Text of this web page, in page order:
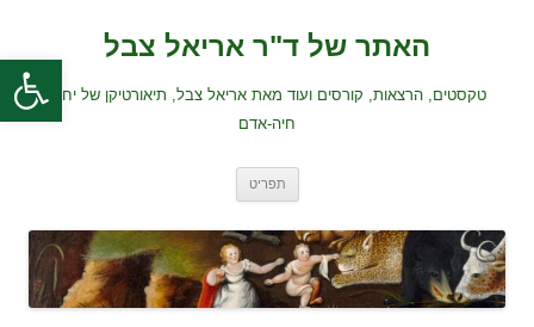
פתח
האתר של ד"ר אריאל צבל
טקסטים, הרצאות, קורסים ועוד מאת אריאל צבל, תיאורטיקן של יחסי
חיה-אדם
תפריט